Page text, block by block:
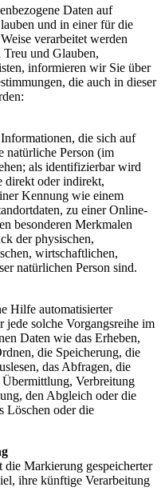
Daten auf
und in einer für die
verarbeitet werden
und Glauben,
informieren wir Sie über
die auch in dieser
die sich auf
natürliche Person (im
als identifizierbar wird
direkt oder indirekt,
Kennung wie einem
zu einer Online-
besonderen Merkmalen
der physischen,
wirtschaftlichen,
natürlichen Person sind.
Hilfe automatisierter
jede solche Vorgangsreihe im
Daten wie das Erheben,
die Speicherung, die
das Abfragen, die
Verbreitung
den Abgleich oder die
Löschen oder die
die Markierung gespeicherter
ihre künftige Verarbeitung